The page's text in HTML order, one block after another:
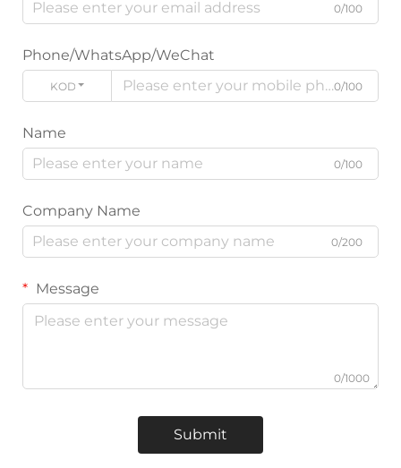
0/100
Phone/WhatsApp/WeChat
KODE 0/100
Name
0/100
Company Name
0/200
Message
0/1000
Submit